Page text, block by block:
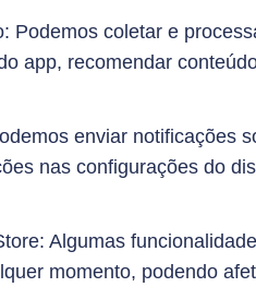
Podemos coletar e
app, recomendar
enviar notificações
nas configurações do
Algumas
momento, podendo